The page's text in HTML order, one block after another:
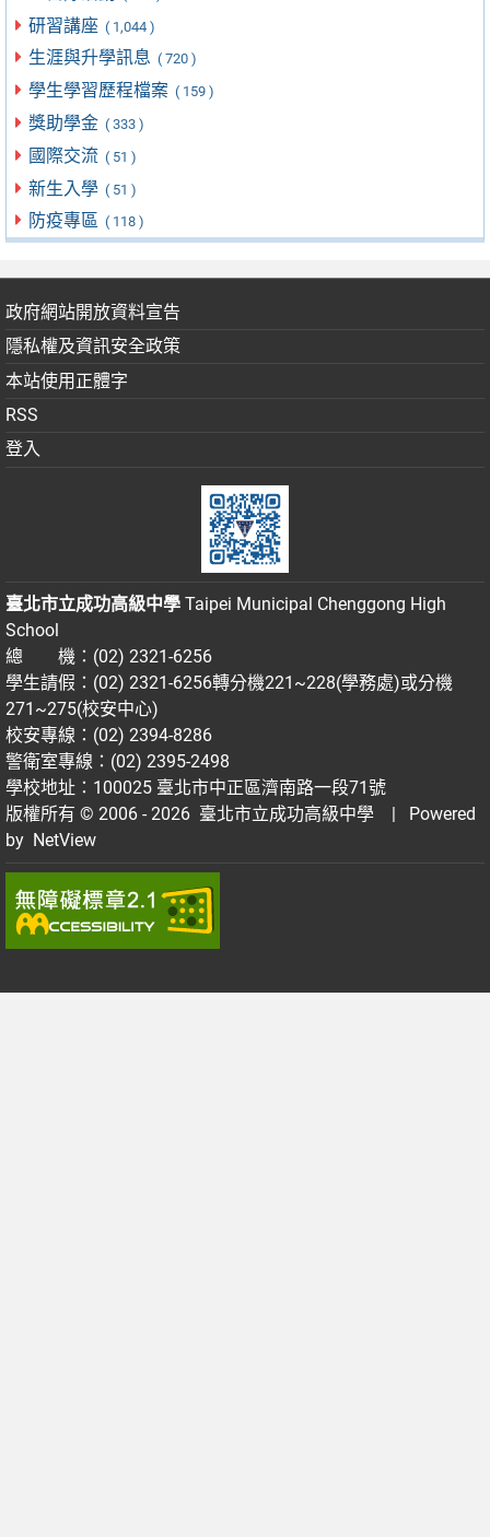
研習講座 ( 1,044 )
生涯與升學訊息 ( 720 )
學生學習歷程檔案 ( 159 )
獎助學金 ( 333 )
國際交流 ( 51 )
新生入學 ( 51 )
防疫專區 ( 118 )
政府網站開放資料宣告
隱私權及資訊安全政策
本站使用正體字
RSS
登入
臺北市立成功高級中學 Taipei Municipal Chenggong High
School
總 機：(02) 2321-6256
學生請假：(02) 2321-6256轉分機221~228(學務處)或分機
271~275(校安中心)
校安專線：(02) 2394-8286
警衛室專線：(02) 2395-2498
學校地址：100025 臺北市中正區濟南路一段71號
版權所有 © 2006 - 2026 臺北市立成功高級中學
| Powered
by NetView